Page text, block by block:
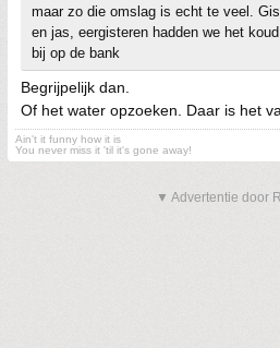
maar zo die omslag is echt te veel.
en jas, eergisteren hadden we het
bij op de bank
Begrijpelijk dan.
Of het water opzoeken. Daar is het
Ain't it funny how it is
You never miss it 'til it's gone away!
▼ Advertentie door